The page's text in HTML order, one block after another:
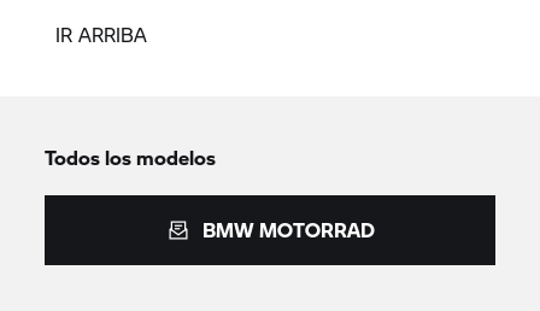
IR ARRIBA
Todos los modelos
BMW MOTORRAD